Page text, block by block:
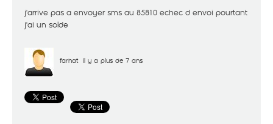
j'arrive pas a envoyer sms au 85810 echec d envoi pourtant
j'ai un solde
farhat il y a plus de 7 ans